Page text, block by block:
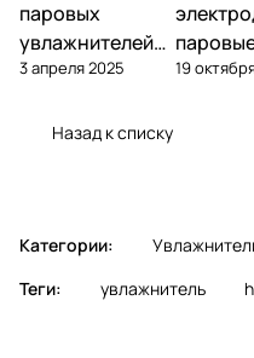
паровых
увлажнителей
Carel: замена,
3 апреля 2025 19
Назад к списку
Категории:
Теги:
увлажнитель